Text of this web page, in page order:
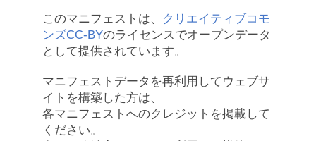
このマニフェストは、
クリエイティブコモ
ンズCC-BYのライセンスでオープンデータ
として提供されています。
マニフェストデータを再利用してウェブサ
イトを構築した方は、
各マニフェストへのクレジットを掲載して
ください。